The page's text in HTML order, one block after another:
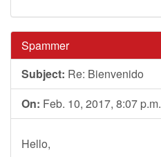
Spammer
Subject: Re: Bienvenido
On: Feb. 10, 2017, 8:07 p.m.
Hello,